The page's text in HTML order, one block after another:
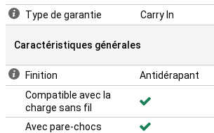
Type de garantie
Carry In
Caractéristiques générales
Finition
Antidérapant
Compatible avec la
charge sans fil
Avec pare-chocs